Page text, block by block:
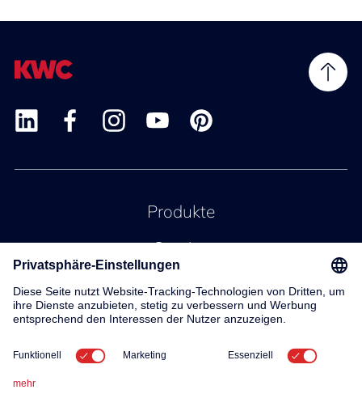
Produkte
Service
Kontakt
Über uns